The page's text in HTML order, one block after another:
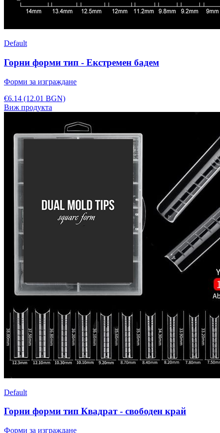
Default
Горни форми тип - Екстремен бадем
Форми за изграждане
€6.14 (12.01 BGN)
Виж продукта
Default
Горни форми тип Квадрат - свободен край
Форми за изграждане